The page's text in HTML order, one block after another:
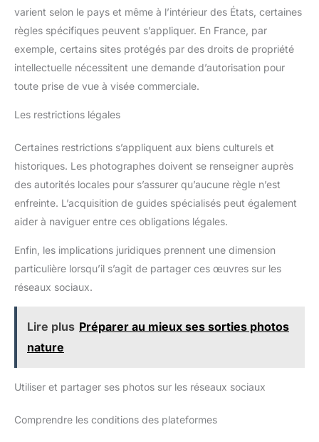
varient selon le pays et même à l’intérieur des États, certaines
règles spécifiques peuvent s’appliquer. En France, par
exemple, certains sites protégés par des droits de propriété
intellectuelle nécessitent une demande d’autorisation pour
toute prise de vue à visée commerciale.
Les restrictions légales
Certaines restrictions s’appliquent aux biens culturels et
historiques. Les photographes doivent se renseigner auprès
des autorités locales pour s’assurer qu’aucune règle n’est
enfreinte. L’acquisition de guides spécialisés peut également
aider à naviguer entre ces obligations légales.
Enfin, les implications juridiques prennent une dimension
particulière lorsqu’il s’agit de partager ces œuvres sur les
réseaux sociaux.
Lire plus Préparer au mieux ses sorties photos
nature
Utiliser et partager ses photos sur les réseaux sociaux
Comprendre les conditions des plateformes